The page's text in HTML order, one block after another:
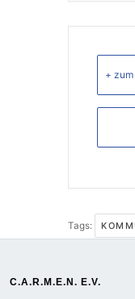
+
Tags:
C.A.R.M.E.N. E.V.